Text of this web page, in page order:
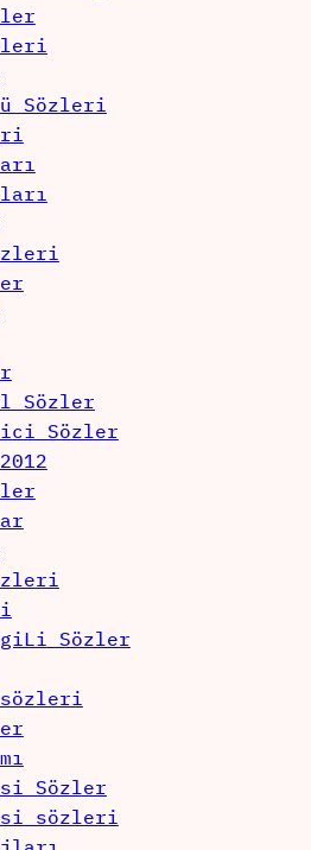
Sözleri
Sözler
Sözler
Sözler
sözleri
Sözler
sözleri